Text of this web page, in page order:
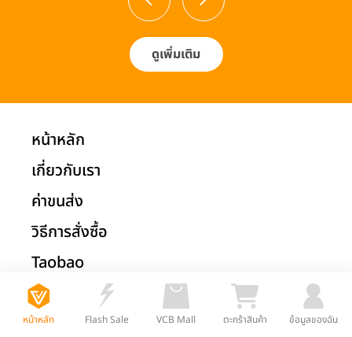
หน้าหลัก Flash Sale VCB Mall ตะกร้าสินค้า ข้อมูลของฉัน
ดูเพิ่มเติม
หน้าหลัก
เกี่ยวกับเรา
ค่าขนส่ง
วิธีการสั่งซื้อ
Taobao
1688
Tmall